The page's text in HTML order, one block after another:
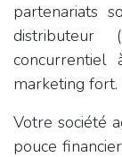
partenariats
marketing fort.
Votre société
pouce